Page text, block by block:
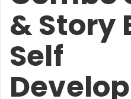
& Story
Self